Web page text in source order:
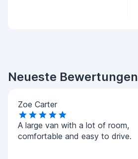
Neueste Bewertungen
Zoe Carter
A large van with a lot of room,
comfortable and easy to drive.